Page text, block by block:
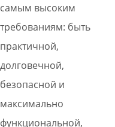
самым высоким
требованиям: быть
практичной,
долговечной,
безопасной и
максимально
функциональной,